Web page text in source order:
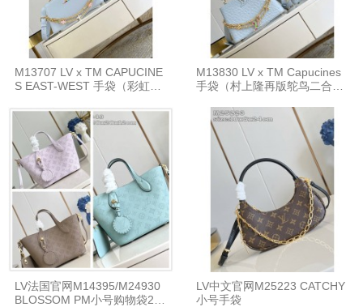
M13707 LV x TM CAPUCINE
S EAST-WEST 手袋（彩虹二
M13830 LV x TM Capucines
手袋（村上隆再版鸵鸟二合一
LV法国官网M14395/M24930
BLOSSOM PM小号购物袋218
LV中文官网M25223 CATCHY
小号手袋